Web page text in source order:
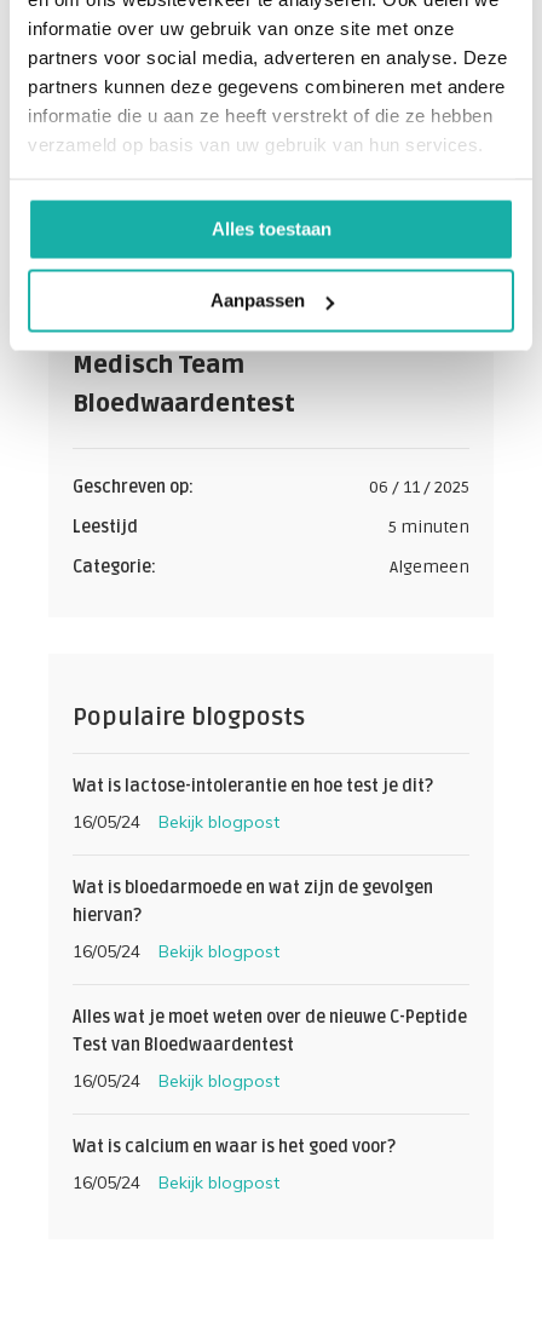
informatie over uw gebruik van onze site met onze
partners voor social media, adverteren en analyse. Deze
partners kunnen deze gegevens combineren met andere
informatie die u aan ze heeft verstrekt of die ze hebben
verzameld op basis van uw gebruik van hun services.
Alles toestaan
Aanpassen
De schrijver:
Medisch Team
Bloedwaardentest
Geschreven op:
06 / 11 / 2025
Leestijd
5 minuten
Categorie:
Algemeen
Populaire blogposts
Wat is lactose-intolerantie en hoe test je dit?
16/05/24 Bekijk blogpost
Wat is bloedarmoede en wat zijn de gevolgen
hiervan?
16/05/24 Bekijk blogpost
Alles wat je moet weten over de nieuwe C-Peptide
Test van Bloedwaardentest
16/05/24 Bekijk blogpost
Wat is calcium en waar is het goed voor?
16/05/24 Bekijk blogpost